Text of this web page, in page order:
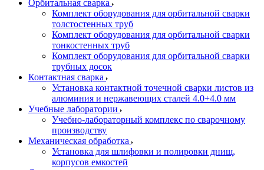
Орбитальная сварка
Комплект оборудования для орбитальной сварки
толстостенных труб
Комплект оборудования для орбитальной сварки
тонкостенных труб
Комплект оборудования для орбитальной сварки
трубных досок
Контактная сварка
Установка контактной точечной сварки листов из
алюминия и нержавеющих сталей 4.0+4.0 мм
Учебные лаборатории
Учебно-лабораторный комплекс по сварочному
производству
Механическая обработка
Установка для шлифовки и полировки днищ,
корпусов емкостей